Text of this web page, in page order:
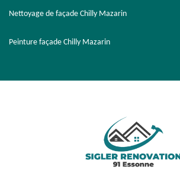
Nettoyage de façade Chilly Mazarin
Peinture façade Chilly Mazarin